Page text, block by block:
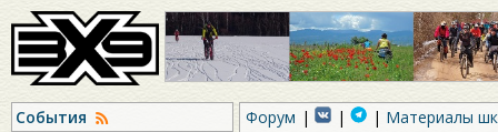
События
Форум
Материалы